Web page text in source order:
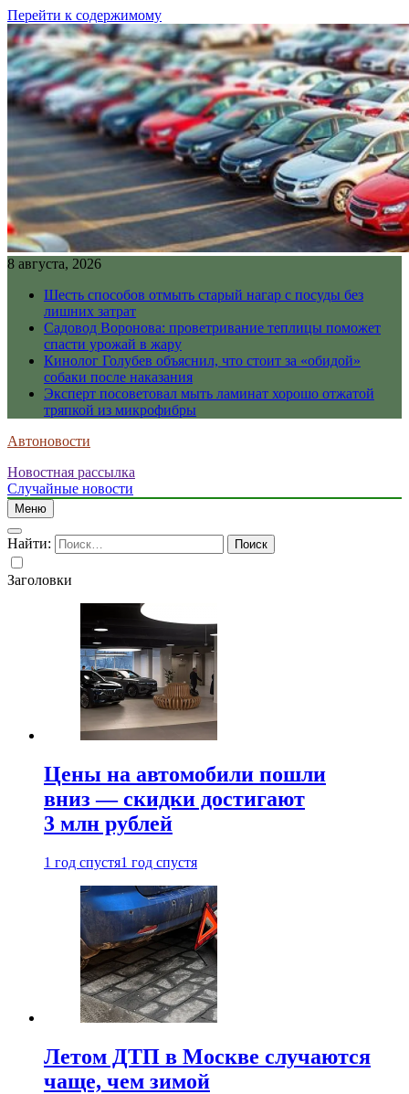
Перейти к содержимому
8 августа, 2026
Шесть способов отмыть старый нагар с посуды без
лишних затрат
Садовод Воронова: проветривание теплицы поможет
спасти урожай в жару
Кинолог Голубев объяснил, что стоит за «обидой»
собаки после наказания
Эксперт посоветовал мыть ламинат хорошо отжатой
тряпкой из микрофибры
Автоновости
Новостная рассылка
Случайные новости
Меню
Найти:
Заголовки
Цены на автомобили пошли
вниз — скидки достигают
3 млн рублей
1 год спустя1 год спустя
Летом ДТП в Москве случаются
чаще, чем зимой